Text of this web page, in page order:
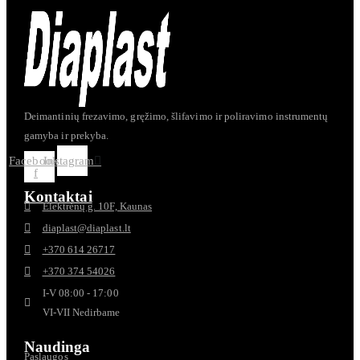
variantus.
Variantus
galite
pasirinkti
gaminio
puslapyje
Deimantinių frezavimo, gręžimo, šlifavimo ir poliravimo instrumentų
gamyba ir prekyba.
Facebook-
f
Instagram
Kontaktai
Elektrėnų g. 10F, Kaunas
diaplast@diaplast.lt
+370 614 26717
+370 374 54026
I-V 08:00 - 17:00
VI-VII Nedirbame
Naudinga
Paslaugos